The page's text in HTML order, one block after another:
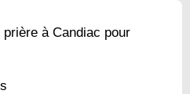
à Candiac pour